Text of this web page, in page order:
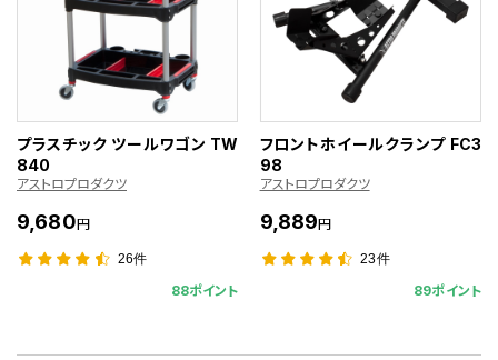
プラスチック ツールワゴン TW
840
アストロプロダクツ
9,680円
26件
88ポイント
フロントホイールクランプ FC3
98
アストロプロダクツ
9,889円
23件
89ポイント